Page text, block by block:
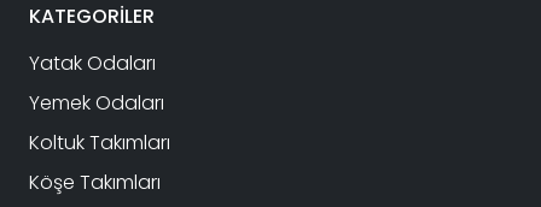
KATEGORİLER
Yatak Odaları
Yemek Odaları
Koltuk Takımları
Köşe Takımları